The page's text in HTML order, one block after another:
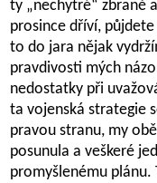
ty „nechytré“ zbraně
prosince dříví,
to do jara nějak
pravdivosti mých
nedostatky při
ta vojenská strategie
pravou stranu, my
posunula a veškeré
promyšlenému plánu.